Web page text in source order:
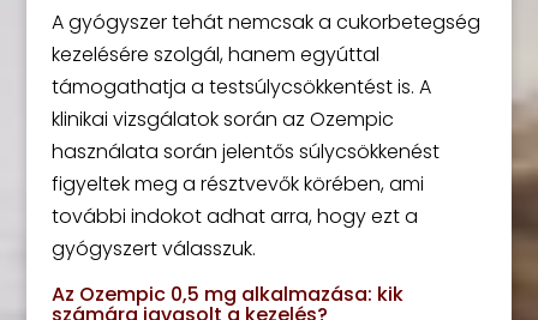
A gyógyszer tehát nemcsak a cukorbetegség
kezelésére szolgál, hanem egyúttal
támogathatja a testsúlycsökkentést is. A
klinikai vizsgálatok során az Ozempic
használata során jelentős súlycsökkenést
figyeltek meg a résztvevők körében, ami
további indokot adhat arra, hogy ezt a
gyógyszert válasszuk.
Az Ozempic 0,5 mg alkalmazása: kik